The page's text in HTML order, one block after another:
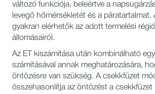
változó funkciója, beleértve a
levegő hőmérsékletét és a páratartalmat.
gyakran elérhetők az adott termelési
állomásairól.
Az ET kiszámítása után kombinálható
számításával annak meghatározására,
öntözésre van szükség. A csekkfüzet
összehasonlítja az öntözést a csekkfüzet